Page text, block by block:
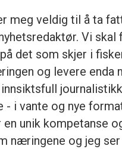
meg veldig til å ta
Vi
det som skjer i
og levere enda
- i vante og nye
en unik kompetanse
næringene og jeg